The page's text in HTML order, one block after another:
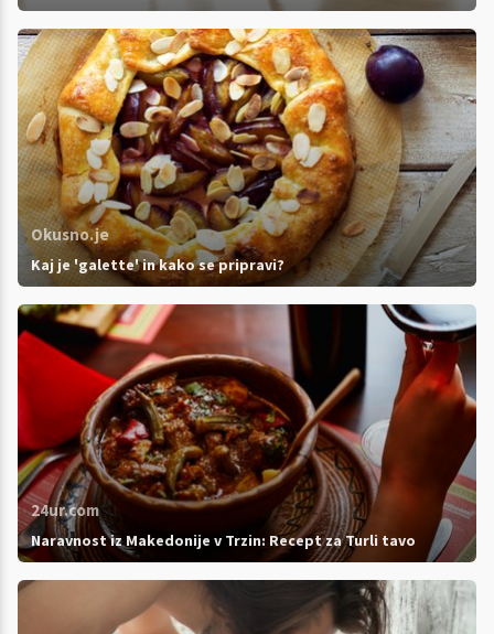
Okusno.je
Kaj je 'galette' in kako se pripravi?
24ur.com
Naravnost iz Makedonije v Trzin: Recept za Turli tavo